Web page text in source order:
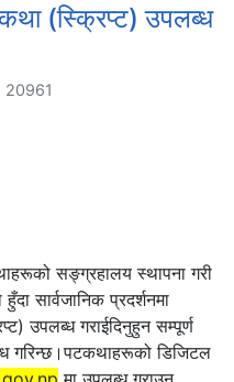
(स्क्रिप्ट) उपलब्ध
20961
सङ्ग्रहालय स्थापना गरी
सार्वजानिक प्रदर्शनमा
उपलब्ध गराईदिनुहुन सम्पूर्ण
गरिन्छ।पटकथाहरूको डिजिटल